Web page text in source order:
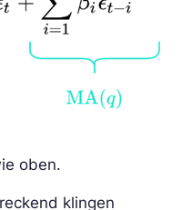
oben.
klingen